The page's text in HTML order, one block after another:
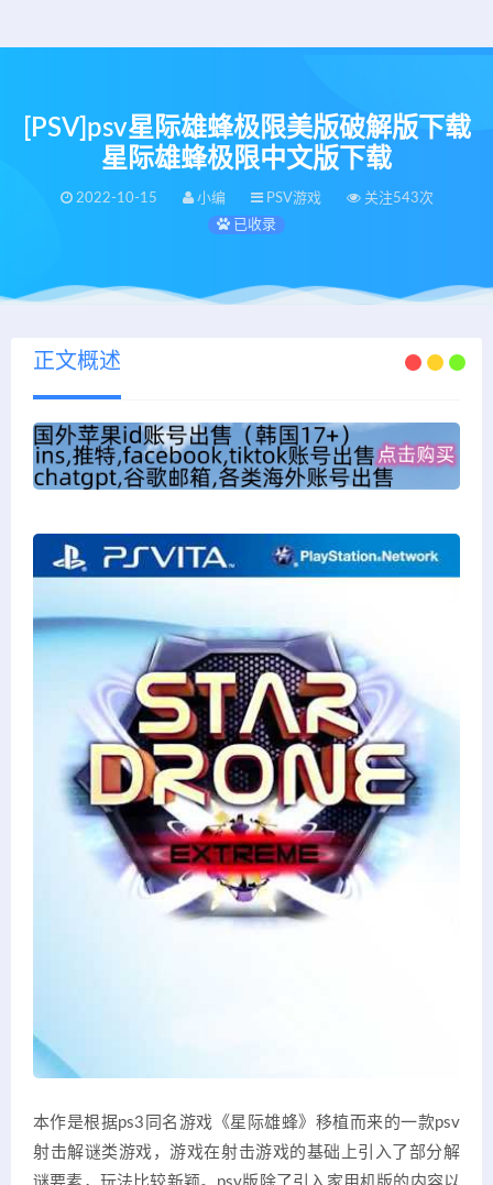
[PSV]psv星际雄蜂极限美版破解版下载
星际雄蜂极限中文版下载
2022-10-15 小编 PSV游戏
关注543次
已收录
正文概述
本作是根据ps3同名游戏《星际雄蜂》移植而来的一款psv
射击解谜类游戏，游戏在射击游戏的基础上引入了部分解